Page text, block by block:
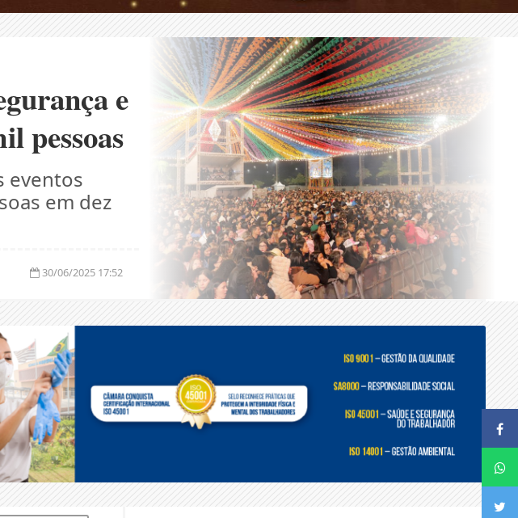
e
pessoas
eventos
em dez
30/06/2025 17:52